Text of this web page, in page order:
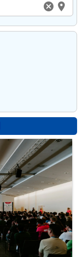
cancel location_on